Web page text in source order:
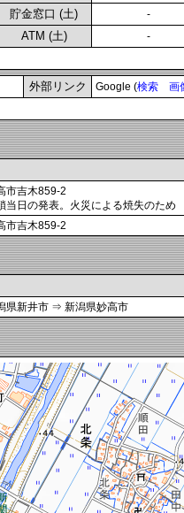
貯金窓口 (土) -
ATM (土) -
外部リンク Google (検索 画
市吉木859-2
当日の発表。火災による焼失のため
市吉木859-2
県新井市 ⇒ 新潟県妙高市